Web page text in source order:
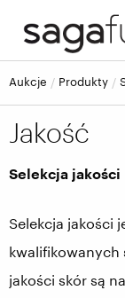
Aukcje Produkty
Jakość
Selekcja jakości
Selekcja jakości
kwalifikowanych
jakości skór są